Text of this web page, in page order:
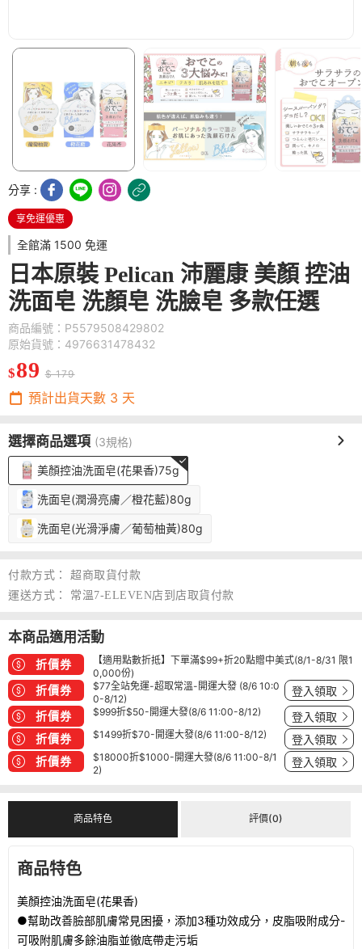
分享 :
享免運優惠
全館滿 1500 免運
日本原裝 Pelican 沛麗康 美顏 控油
洗面皂 洗顏皂 洗臉皂 多款任選
商品編號：P5579508429802
原始貨號：4976631478432
$89 $ 179
預計出貨天數 3 天
選擇商品選項 (3規格)
美顏控油洗面皂(花果香)75g
洗面皂(潤滑亮膚／橙花藍)80g
洗面皂(光滑淨膚／葡萄柚黃)80g
付款方式：
超商取貨付款
運送方式：
常溫7-ELEVEN店到店取貨付款
本商品適用活動
折價券
【適用點數折抵】下單滿$99+折20點贈中美式(8/1-8/31 限1
0,000份)
折價券
$77全站免運-超取常溫-開運大發 (8/6 10:0
0-8/12)
登入領取
折價券 $999折$50-開運大發(8/6 11:00-8/12) 登入領取
折價券 $1499折$70-開運大發(8/6 11:00-8/12) 登入領取
折價券
$18000折$1000-開運大發(8/6 11:00-8/1
2)
登入領取
商品特色 評價(0)
商品特色
美顏控油洗面皂(花果香)
●幫助改善臉部肌膚常見困擾，添加3種功效成分，皮脂吸附成分-
可吸附肌膚多餘油脂並徹底帶走污垢